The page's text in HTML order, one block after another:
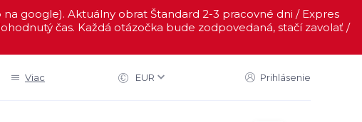
google). Aktuálny obrat Štandard 2-3 pracovné dni / Expres
čas. Každá otázočka bude zodpovedaná, stačí zavolať /
Viac EUR Prihlásenie